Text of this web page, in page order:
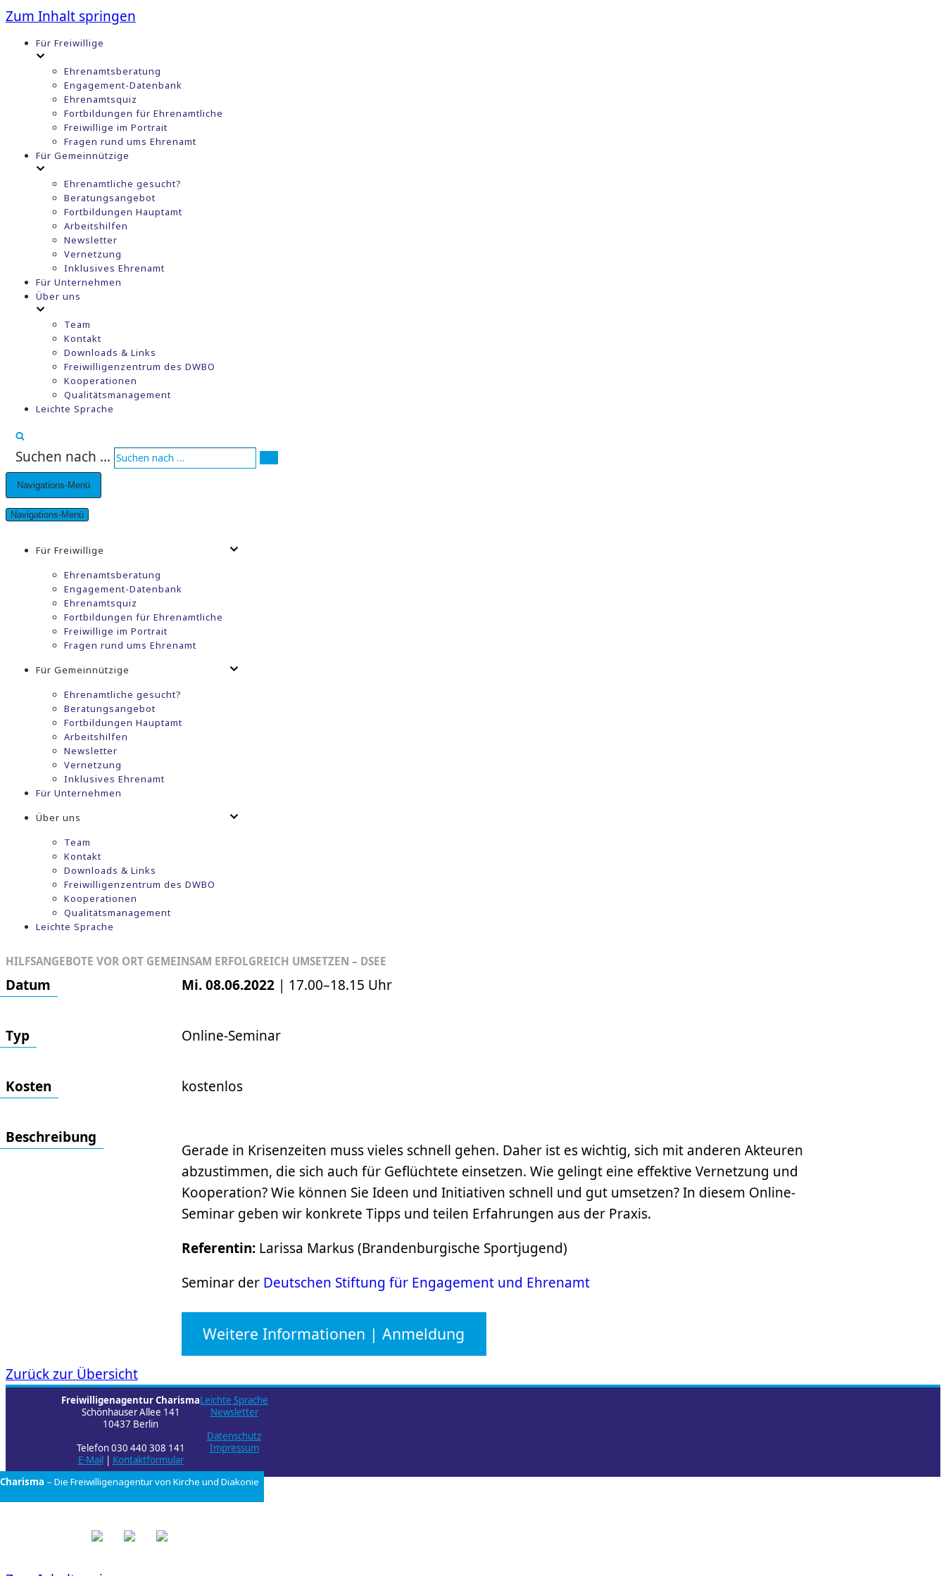
Zum Inhalt springen
Für Freiwillige
Ehrenamtsberatung
Engagement-Datenbank
Ehrenamtsquiz
Fortbildungen für Ehrenamtliche
Freiwillige im Portrait
Fragen rund ums Ehrenamt
Für Gemeinnützige
Ehrenamtliche gesucht?
Beratungsangebot
Fortbildungen Hauptamt
Arbeitshilfen
Newsletter
Vernetzung
Inklusives Ehrenamt
Für Unternehmen
Über uns
Team
Kontakt
Downloads & Links
Freiwilligenzentrum des DWBO
Kooperationen
Qualitätsmanagement
Leichte Sprache
Suchen nach …
Navigations-Menü
Navigations-Menü
Für Freiwillige
Ehrenamtsberatung
Engagement-Datenbank
Ehrenamtsquiz
Fortbildungen für Ehrenamtliche
Freiwillige im Portrait
Fragen rund ums Ehrenamt
Für Gemeinnützige
Ehrenamtliche gesucht?
Beratungsangebot
Fortbildungen Hauptamt
Arbeitshilfen
Newsletter
Vernetzung
Inklusives Ehrenamt
Für Unternehmen
Über uns
Team
Kontakt
Downloads & Links
Freiwilligenzentrum des DWBO
Kooperationen
Qualitätsmanagement
Leichte Sprache
HILFSANGEBOTE VOR ORT GEMEINSAM ERFOLGREICH UMSETZEN – DSEE
Datum Mi. 08.06.2022 | 17.00–18.15 Uhr
Typ Online-Seminar
Kosten kostenlos
Beschrei­bung
Gerade in Krisenzeiten muss vieles schnell gehen. Daher ist es wichtig, sich mit anderen Akteuren
abzustimmen, die sich auch für Geflüchtete einsetzen. Wie gelingt eine effektive Vernetzung und
Kooperation? Wie können Sie Ideen und Initiativen schnell und gut umsetzen? In diesem Online-
Seminar geben wir konkrete Tipps und teilen Erfahrungen aus der Praxis.
Referentin: Larissa Markus (Brandenburgische Sportjugend)
Seminar der Deutschen Stiftung für Engagement und Ehrenamt
Weitere Informationen | Anmeldung
Zurück zur Übersicht
Freiwilligenagentur Charisma
Schönhauser Allee 141
10437 Berlin
Telefon 030 440 308 141
E-Mail| Kontaktformular
Leichte Sprache
Newsletter
Datenschutz
Impressum
Charisma – Die Freiwilligenagentur von Kirche und Diakonie